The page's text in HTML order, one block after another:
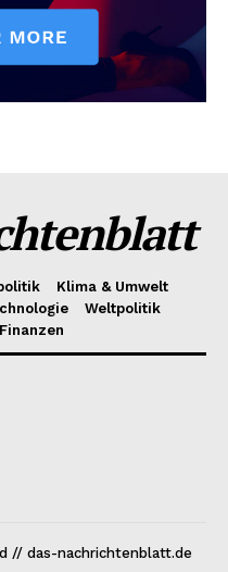
Klima & Umwelt
Weltpolitik
// das-nachrichtenblatt.de